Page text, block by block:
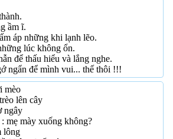
ầm ĩ.
áp những khi lạnh lẽo.
lúc không ổn.
để thấu hiểu và lắng nghe.
ngẩn để mình vui... thế thôi !!!
mèo
lên cây
ngây
mẹ mày xuống không?
lông